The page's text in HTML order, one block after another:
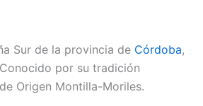
Sur de la provincia de Córdoba,
Conocido por su tradición
Origen Montilla-Moriles.